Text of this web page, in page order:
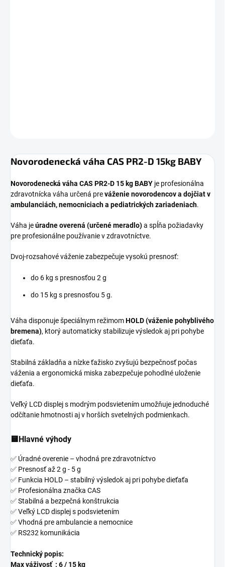
Novorodenecká váha CAS PR2-D 15kg BABY
Novorodenecká váha CAS PR2-D 15 kg BABY je profesionálna
zdravotnícka váha určená preváženie novorodencov a dojčiat v
ambulanciách, nemocniciach a pediatrických zariadeniach.
Váha jeúradne overená (určené meradlo)a spĺňa požiadavky
pre profesionálne používanie v zdravotníctve.
Dvoj-rozsahové váženie zabezpečuje vysokú presnosť:
do 6 kg s presnosťou 2 g
do 15 kg s presnosťou 5 g.
Váha disponuje špeciálnym režimomHOLD (váženie pohyblivého
bremena), ktorý automaticky stabilizuje výsledok aj pri pohybe
dieťaťa.
Stabilná základňa a nízke ťažisko zvyšujú bezpečnosť počas
váženia a ergonomická miska zabezpečuje pohodlné uloženie
dieťaťa.
Veľký LCD displej s modrým podsvietením umožňuje jednoduché
odčítanie hmotnosti aj v horších svetelných podmienkach.
🟨Hlavné výhody
✅ Úradné overenie – vhodná pre zdravotníctvo
✅ Presnosť až 2 g - 5 g
✅ Funkcia HOLD – stabilný výsledok aj pri pohybe dieťaťa
✅ Profesionálna značka CAS
✅ Stabilná a bezpečná konštrukcia
✅ Veľký LCD displej s podsvietením
✅ Vhodná pre ambulancie a nemocnice
✅ RS232 komunikácia
Technický popis:
Max váživosť : 6 / 15 kg